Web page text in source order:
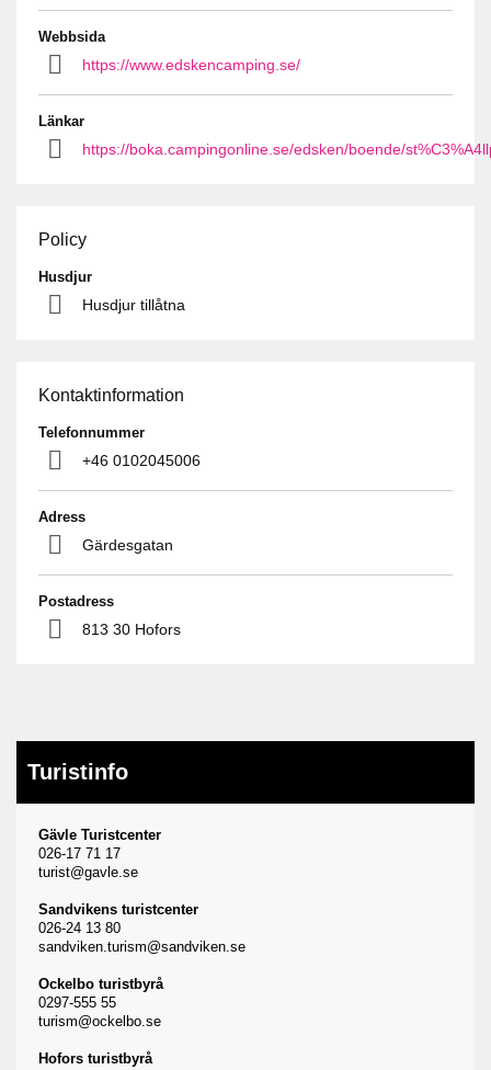
Webbsida
https://www.edskencamping.se/
Länkar
https://boka.campingonline.se/edsken/boende/
Policy
Husdjur
Husdjur tillåtna
Kontaktinformation
Telefonnummer
+46 0102045006
Adress
Gärdesgatan
Postadress
813 30 Hofors
Turistinfo
Gävle Turistcenter
026-17 71 17
turist@gavle.se
Sandvikens turistcenter
026-24 13 80
sandviken.turism@sandviken.se
Ockelbo turistbyrå
0297-555 55
turism@ockelbo.se
Hofors turistbyrå